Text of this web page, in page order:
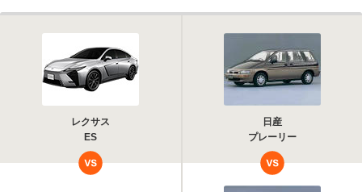
レクサス
ES
日産
プレーリー